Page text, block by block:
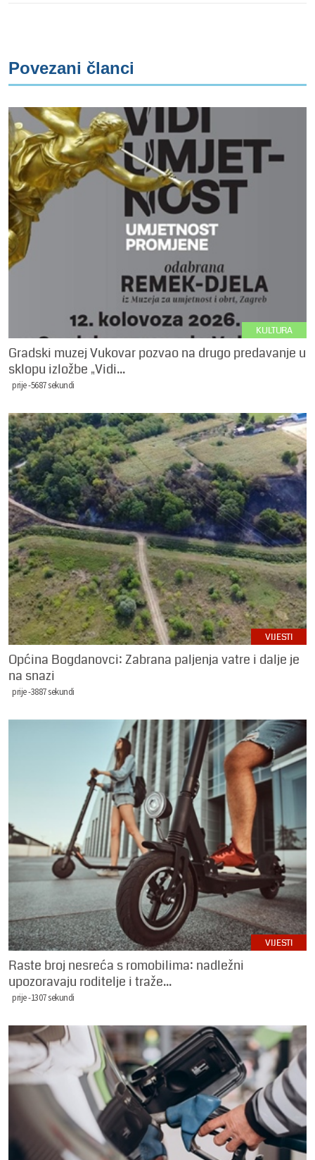
Povezani članci
KULTURA
Gradski muzej Vukovar pozvao na drugo predavanje u
sklopu izložbe „Vidi...
prije -5687 sekundi
VIJESTI
Općina Bogdanovci: Zabrana paljenja vatre i dalje je
na snazi
prije -3887 sekundi
VIJESTI
Raste broj nesreća s romobilima: nadležni
upozoravaju roditelje i traže...
prije -1307 sekundi